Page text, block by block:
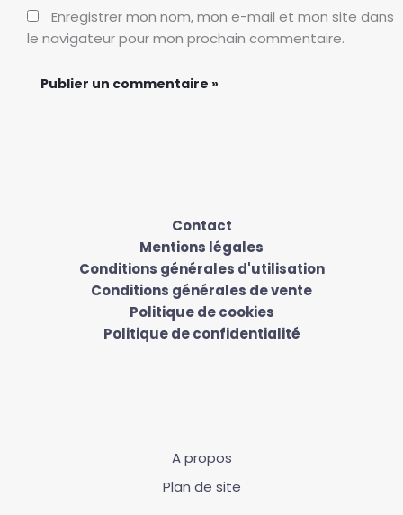
Enregistrer mon nom, mon e-mail et mon site dans
le navigateur pour mon prochain commentaire.
Contact
Mentions légales
Conditions générales d'utilisation
Conditions générales de vente
Politique de cookies
Politique de confidentialité
A propos
Plan de site